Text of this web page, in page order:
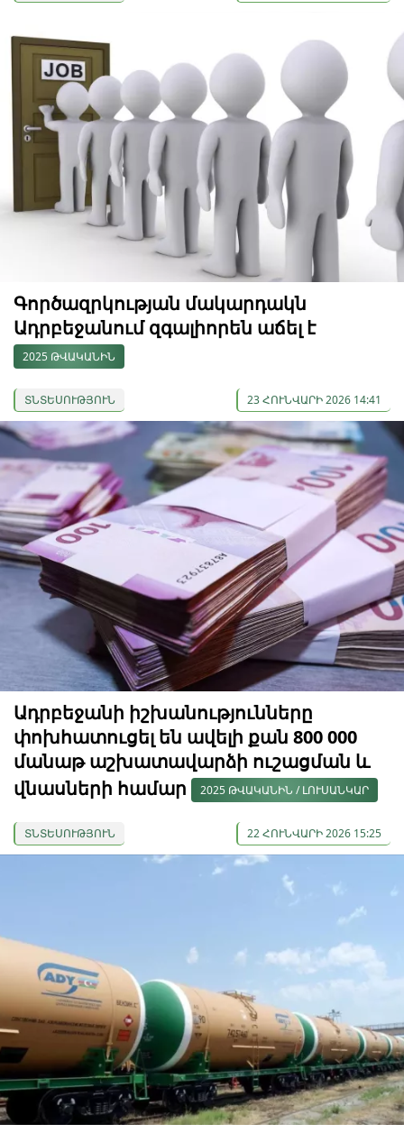
Գործազրկության մակարդակն
Ադրբեջանում զգալիորեն աճել է
2025 ԹՎԱԿԱՆԻՆ
ՏՆՏԵՍՈՒԹՅՈՒՆ 23 ՀՈՒՆՎԱՐԻ 2026 14:41
Ադրբեջանի իշխանությունները
փոխհատուցել են ավելի քան 800 000
մանաթ աշխատավարձի ուշացման և
վնասների համար
2025 ԹՎԱԿԱՆԻՆ / ԼՈՒՍԱՆԿԱՐ
ՏՆՏԵՍՈՒԹՅՈՒՆ 22 ՀՈՒՆՎԱՐԻ 2026 15:25